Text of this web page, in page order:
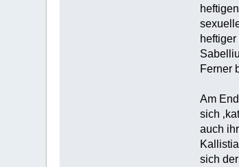
Ferner
Am
sich
auch
sich